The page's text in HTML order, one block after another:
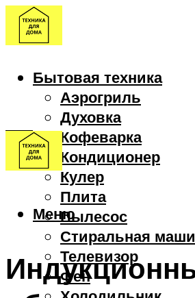
Бытовая техника
Аэрогриль
Духовка
Кофеварка
Кондиционер
Кулер
Плита
Пылесос
Стиральная
Телевизор
Фен
Меню